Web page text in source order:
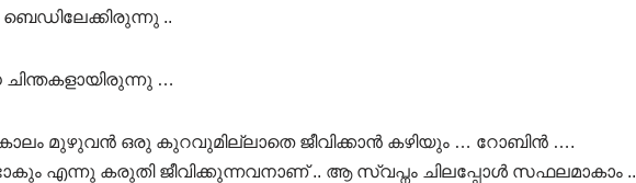
..
…
മുഴുവൻ ഒരു കുറവുമില്ലാതെ ജീവിക്കാൻ കഴിയും … റോബിൻ ….
എന്നു കരുതി ജീവിക്കുന്നവനാണ് .. ആ സ്വപ്നം ചിലപ്പോൾ സഫലമാകാം ..